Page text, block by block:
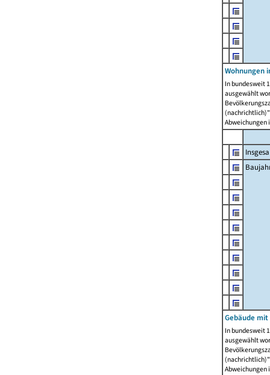
Wohnungen
In bundesweit
ausgewählt
Abweichungen
Gebäude mit
In bundesweit
ausgewählt
Abweichungen